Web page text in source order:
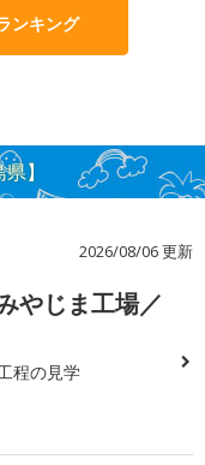
ンキング
】
2026/08/06 更新
やじま工場／
程の見学